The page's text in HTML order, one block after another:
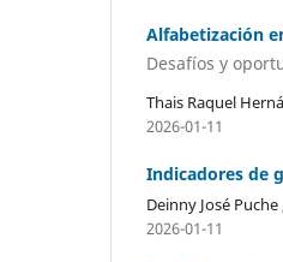
Alfabetización
Desafíos y
Thais Raquel
2026-01-11
Indicadores de
Deinny José
2026-01-11